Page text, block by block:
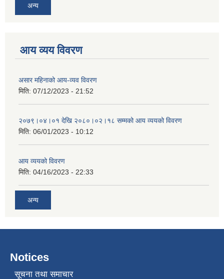
अन्य
आय व्यय विवरण
असार महिनाको आय-व्यव विवरण
मिति: 07/12/2023 - 21:52
२०७९।०४।०१ देखि २०८०।०२।१८ सम्मको आय व्ययको विवरण
मिति: 06/01/2023 - 10:12
आय व्ययको विवरण
मिति: 04/16/2023 - 22:33
अन्य
Notices
सूचना तथा समाचार